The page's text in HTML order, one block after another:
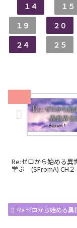
１４
１５
１９
２０
２４
２５
Re:ゼロから始める異
学ぶ (SFromA) CH２
Re:ゼロから始める異